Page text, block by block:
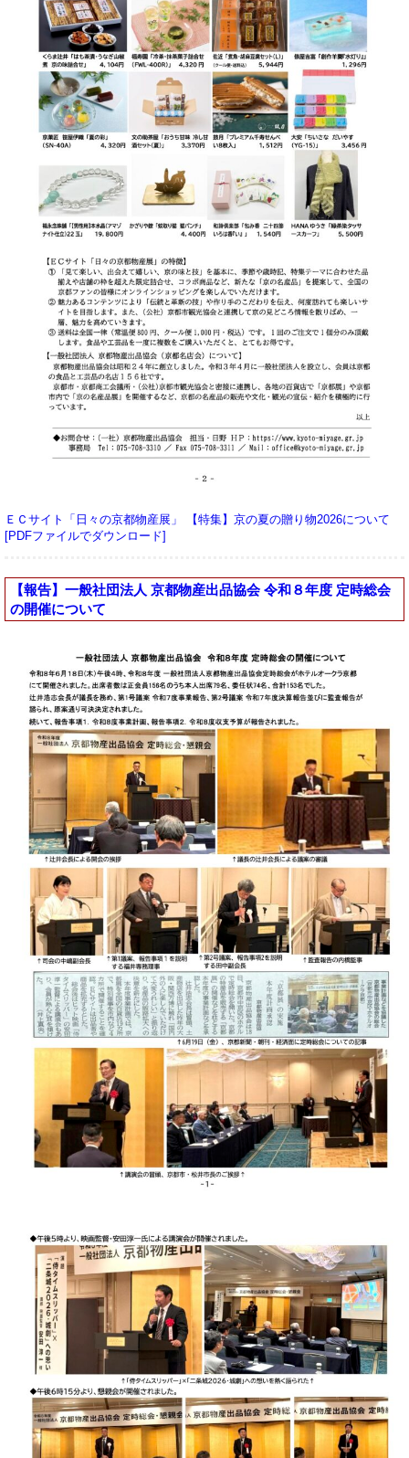
ＥＣサイト「日々の京都物産展」 【特集】京の夏の贈り物2026について
[PDFファイルでダウンロード]
【報告】一般社団法人 京都物産出品協会 令和８年度 定時総会
の開催について